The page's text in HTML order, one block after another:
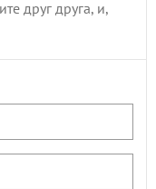
друг друга, и,